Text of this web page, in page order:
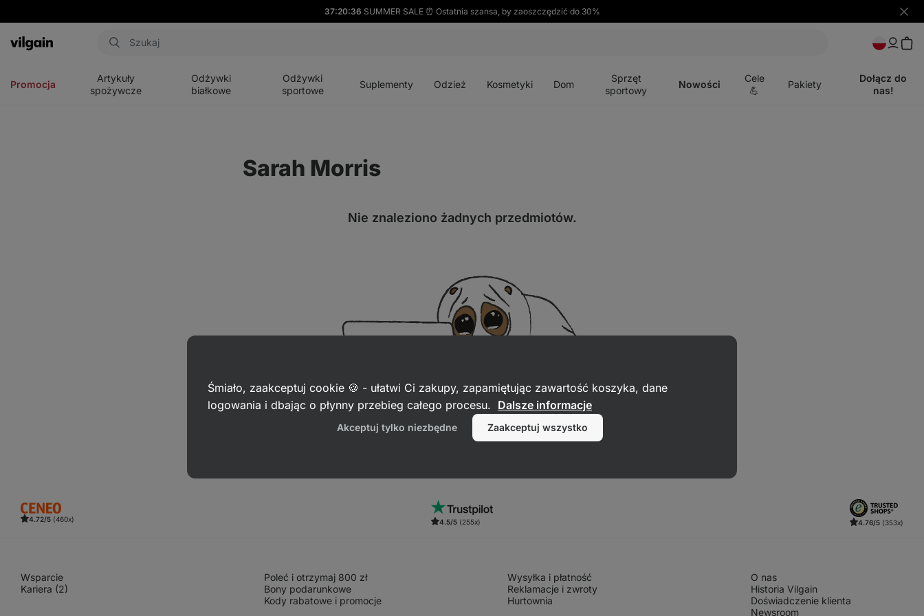
37:20:36 SUMMER SALE ⏰ Ostatnia szansa, by zaoszczędzić do 30%
Ukryj
Aktin
Promocja
Artykuły
spożywcze
Odżywki
białkowe
Odżywki
sportowe
Suplementy Odzież Kosmetyki Dom
Sprzęt
sportowy
Nowości
Cele
💪
menu
Pakiety
Dołącz do
nas!
Sarah Morris
Nie znaleziono żadnych przedmiotów.
4.72/5 (460x) 4.5/5 (255x) 4.76/5 (353x)
Wsparcie
Kariera (2)
Poleć i otrzymaj 800 zł
Bony podarunkowe
Kody rabatowe i promocje
Wysyłka i płatność
Reklamacje i zwroty
Hurtownia
O nas
Historia Vilgain
Doświadczenie klienta
Newsroom
Śmiało, zaakceptuj cookie 🍪 - ułatwi Ci zakupy, zapamiętując zawartość koszyka, dane
logowania i dbając o płynny przebieg całego procesu. Dalsze informacje
Akceptuj tylko niezbędne Zaakceptuj wszystko